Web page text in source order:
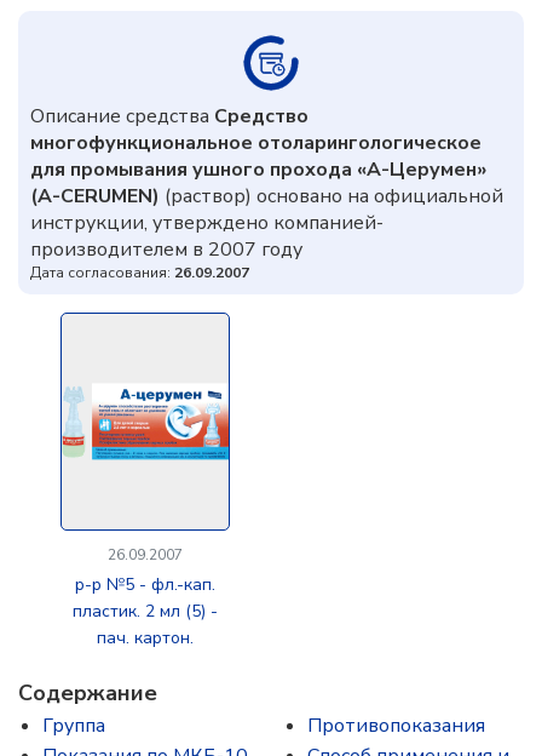
Описание средства Средство
многофункциональное отоларингологическое
для промывания ушного прохода «А-Церумен»
(A-CERUMEN) (раствор) основано на официальной
инструкции, утверждено компанией-
производителем в 2007 году
Дата согласования: 26.09.2007
26.09.2007
р-р №5 - фл.-кап.
пластик. 2 мл (5) -
пач. картон.
Содержание
Группа
Противопоказания